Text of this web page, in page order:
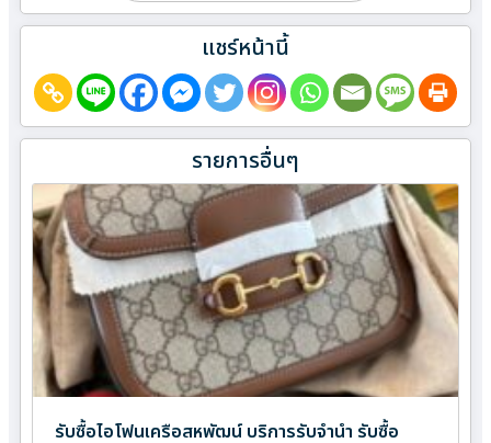
แชร์หน้านี้
รายการอื่นๆ
รับซื้อไอโฟนเครือสหพัฒน์ บริการรับจำนำ รับซื้อ